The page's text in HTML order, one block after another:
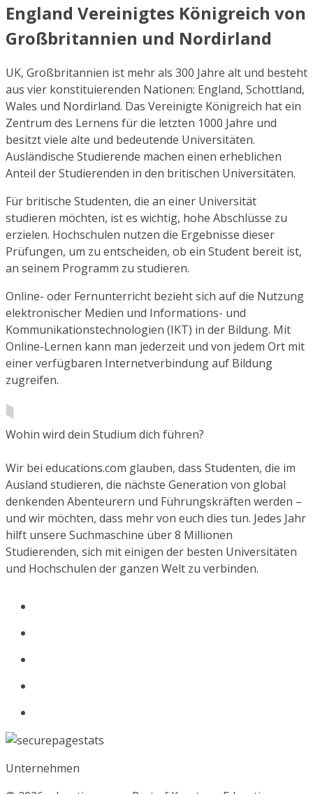
England Vereinigtes Königreich von
Großbritannien und Nordirland
UK, Großbritannien ist mehr als 300 Jahre alt und besteht
aus vier konstituierenden Nationen: England, Schottland,
Wales und Nordirland. Das Vereinigte Königreich hat ein
Zentrum des Lernens für die letzten 1000 Jahre und
besitzt viele alte und bedeutende Universitäten.
Ausländische Studierende machen einen erheblichen
Anteil der Studierenden in den britischen Universitäten.
Für britische Studenten, die an einer Universität
studieren möchten, ist es wichtig, hohe Abschlüsse zu
erzielen. Hochschulen nutzen die Ergebnisse dieser
Prüfungen, um zu entscheiden, ob ein Student bereit ist,
an seinem Programm zu studieren.
Online- oder Fernunterricht bezieht sich auf die Nutzung
elektronischer Medien und Informations- und
Kommunikationstechnologien (IKT) in der Bildung. Mit
Online-Lernen kann man jederzeit und von jedem Ort mit
einer verfügbaren Internetverbindung auf Bildung
zugreifen.
Wohin wird dein Studium dich führen?
Wir bei educations.com glauben, dass Studenten, die im
Ausland studieren, die nächste Generation von global
denkenden Abenteurern und Führungskräften werden –
und wir möchten, dass mehr von euch dies tun. Jedes Jahr
hilft unsere Suchmaschine über 8 Millionen
Studierenden, sich mit einigen der besten Universitäten
und Hochschulen der ganzen Welt zu verbinden.
Unternehmen